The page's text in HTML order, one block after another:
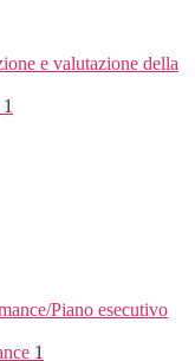
e valutazione della
1
Piano esecutivo
1